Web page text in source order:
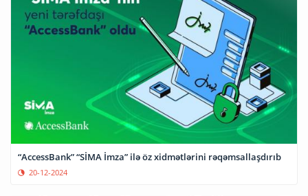
“AccessBank” “SİMA İmza” ilə öz xidmətlərini rəqəmsallaşdırıb
20-12-2024